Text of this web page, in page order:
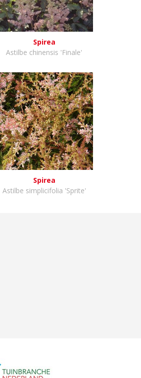
Spirea
Astilbe chinensis 'Finale'
Spirea
Astilbe simplicifolia 'Sprite'